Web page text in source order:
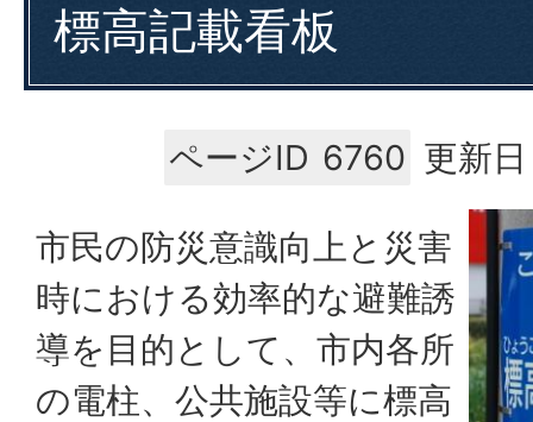
標高記載看板
ページID 6760 更新
市民の防災意識向上と災害
時における効率的な避難誘
導を目的として、市内各所
の電柱、公共施設等に標高